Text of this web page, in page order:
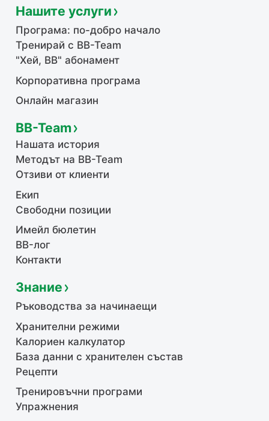
Нашите услуги
Програма: по-добро начало
Тренирай с BB-Team
"Хей, ВВ" абонамент
Корпоративна програма
Онлайн магазин
BB-Team
Нашата история
Методът на BB-Team
Отзиви от клиенти
Екип
Свободни позиции
Имейл бюлетин
BB-лог
Контакти
Знание
Ръководства за начинаещи
Хранителни режими
Калориен калкулатор
База данни с хранителен състав
Рецепти
Тренировъчни програми
Упражнения